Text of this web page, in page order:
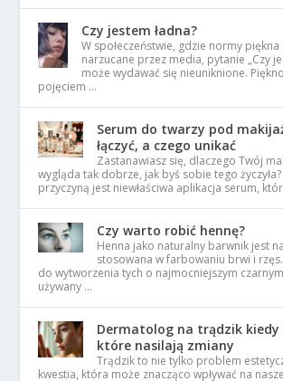
Czy jestem ładna?
W społeczeństwie, gdzie normy piękna
narzucane przez media, pytanie „Czy
może wydawać się nieuniknione.
pojęciem …
Serum do twarzy pod
łączyć, a czego unikać
Zastanawiasz się, dlaczego Twój
wygląda tak dobrze, jak byś sobie tego
przyczyną jest niewłaściwa aplikacja serum,
Czy warto robić hennę?
Henna jako naturalny barwnik jest
stosowana w farbowaniu brwi i
do wytworzenia tych o najmocniejszym
używany …
Dermatolog na trądzik kiedy
które nasilają zmiany
Trądzik to nie tylko problem
kwestia, która może znacząco wpływać na